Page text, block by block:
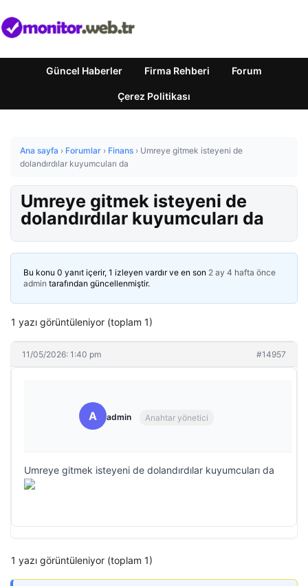
Güncel Haberler Firma Rehberi Forum
Çerez Politikası
Ana sayfa › Forumlar › Finans › Umreye gitmek isteyeni de
dolandırdılar kuyumcuları da
Umreye gitmek isteyeni de
dolandırdılar kuyumcuları da
Bu konu 0 yanıt içerir, 1 izleyen vardır ve en son 2 ay 4 hafta önce
admin tarafından güncellenmiştir.
1 yazı görüntüleniyor (toplam 1)
11/05/2026: 1:40 pm #14957
A admin Anahtar yönetici
Umreye gitmek isteyeni de dolandırdılar kuyumcuları da
1 yazı görüntüleniyor (toplam 1)